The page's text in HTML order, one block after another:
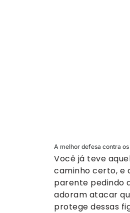
A melhor defesa contra
Você já teve
caminho certo, e
parente pedindo
adoram atacar
protege dessas